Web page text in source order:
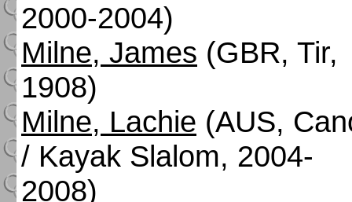
2000-2004)
Milne, James (GBR, Tir,
1908)
Milne, Lachie (AUS,
/ Kayak Slalom, 2004-
2008)